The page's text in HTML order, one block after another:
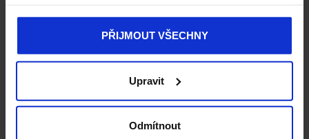
PŘIJMOUT VŠECHNY
Upravit
Odmítnout